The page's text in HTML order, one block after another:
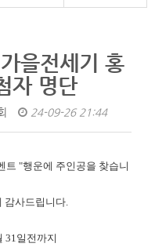
을전세기 홍
자 명단
24-09-26 21:44
트 "행운에 주인공을 찾습니
감사드립니다.
31일전까지